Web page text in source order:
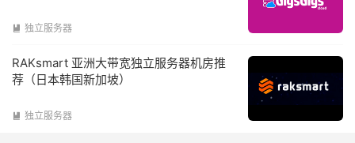
 独立服务器
RAKsmart 亚洲大带宽独立服务器机房推
荐（日本韩国新加坡）
 独立服务器